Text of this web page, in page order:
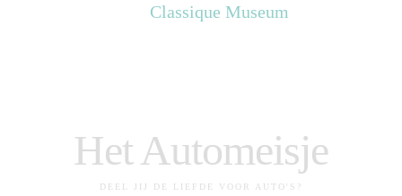
Classique Museum
Het Automeisje
DEEL JIJ DE LIEFDE VOOR AUTO'S?